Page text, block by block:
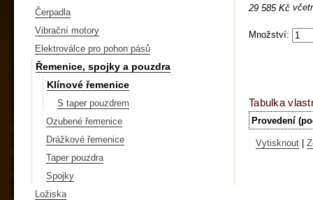
Čerpadla
Vibrační motory
Elektroválce pro pohon pásů
Řemenice, spojky a pouzdra
Klínové řemenice
S taper pouzdrem
Ozubené řemenice
Drážkové řemenice
Taper pouzdra
Spojky
Ložiska
29 585 Kč
Množství:
Tabulka
Provedení
Vytisknout